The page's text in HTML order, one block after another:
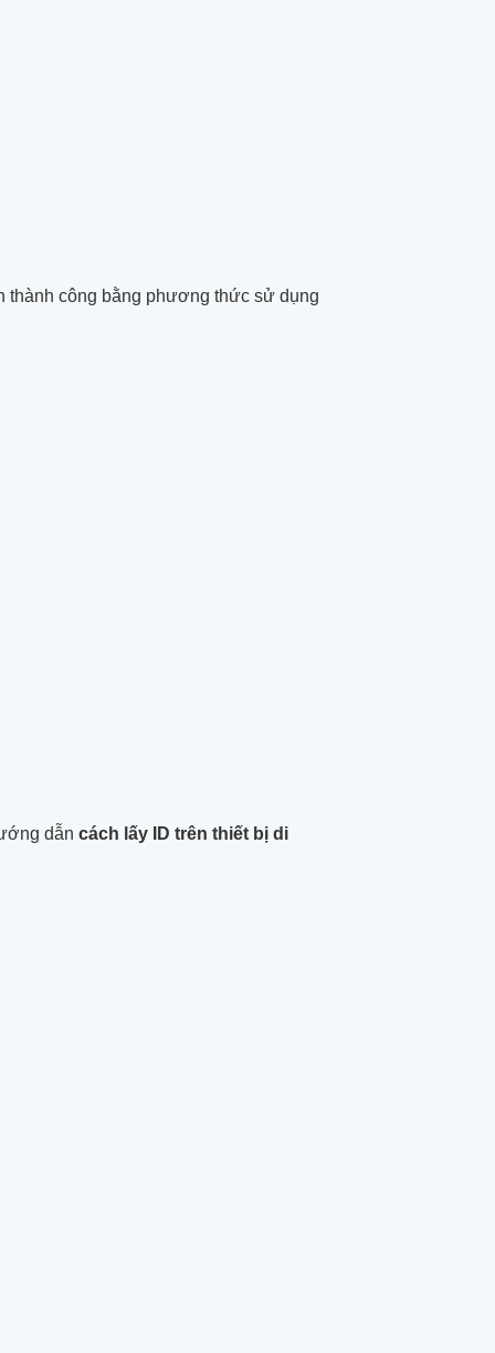
thành công bằng phương thức sử dụng
dẫncách lấy ID trên thiết bị di